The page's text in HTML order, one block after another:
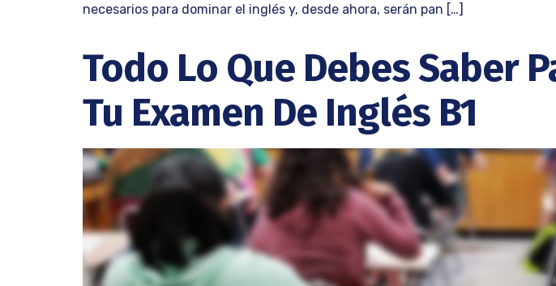
necesarios para dominar el inglés y, desde ahora, serán pan […]
Todo Lo Que Debes Saber
Tu Examen De Inglés B1